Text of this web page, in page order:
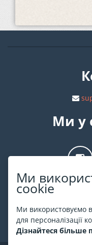
Ми
cookie
Ми використовуємо
для персоналізації
Дізнайтеся
Ми у
Про
На ESPORT.in.ua
України. Всі квитки